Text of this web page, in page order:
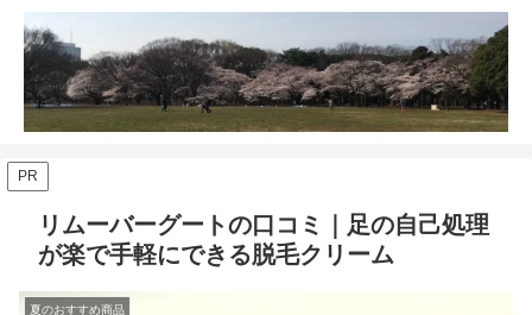
PR
リムーバーグートの口コミ｜足の自己処理
が楽で手軽にできる脱毛クリーム
夏のおすすめ商品